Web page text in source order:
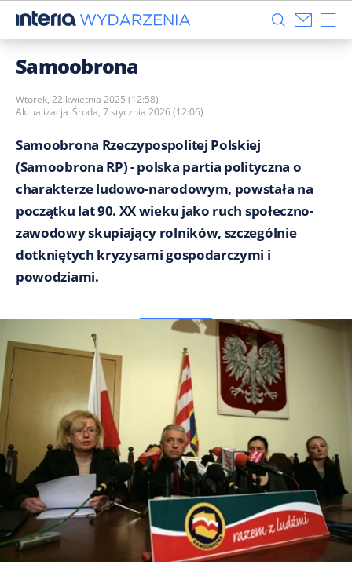
Samoobrona
Wtorek, 22 kwietnia 2025 (12:58)
Aktualizacja Środa, 7 stycznia 2026 (12:06)
Samoobrona Rzeczypospolitej Polskiej
(Samoobrona RP) - polska partia polityczna o
charakterze ludowo-narodowym, powstała na
początku lat 90. XX wieku jako ruch społeczno-
zawodowy skupiający rolników, szczególnie
dotkniętych kryzysami gospodarczymi i
powodziami.